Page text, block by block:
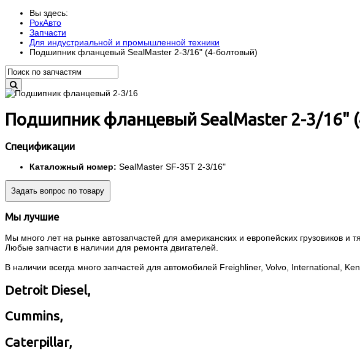
Вы здесь:
РокАвто
Запчасти
Для индустриальной и промышленной техники
Подшипник фланцевый SealMaster 2-3/16" (4-болтовый)
Подшипник фланцевый SealMaster 2-3/16"
Спецификации
Каталожный номер: SealMaster SF-35T 2-3/16"
Задать вопрос по товару
Мы лучшие
Мы много лет на рынке автозапчастей для американских и европейских грузовиков и
Любые запчасти в наличии для ремонта двигателей.
В наличии всегда много запчастей для автомобилей Freighliner, Volvo, International,
Detroit Diesel,
Cummins,
Caterpillar,